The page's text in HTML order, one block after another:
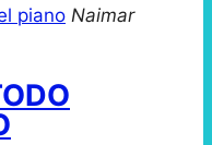
piano Naimar